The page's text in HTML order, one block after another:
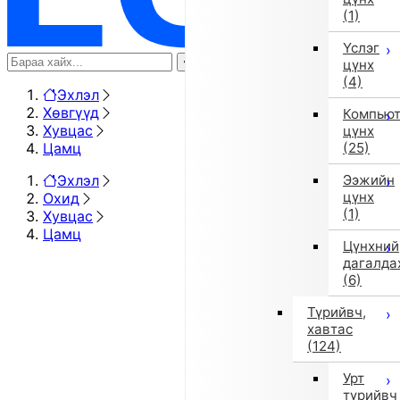
(1)
Үслэг
цүнх
(4)
цүнх
(25)
Ээжийн
цүнх
(1)
Цүнхний
(6)
Түрийвч,
хавтас
(124)
Урт
түрийвч
Эхлэл
Хөвгүүд
Хувцас
Цамц
Эхлэл
Охид
Хувцас
Цамц